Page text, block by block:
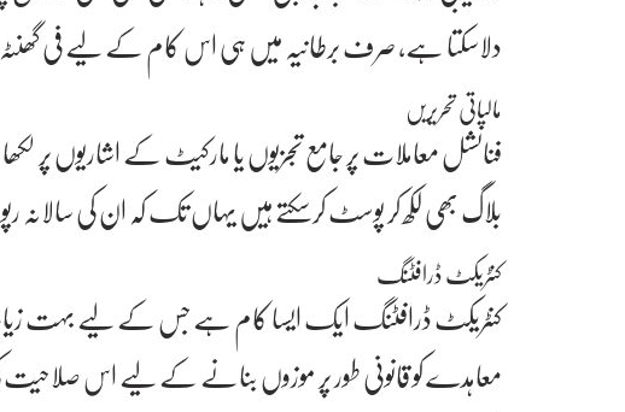
دلاسکتا ہے، صرف برطانیہ میں ہی اس کام کے لیے فی گھنٹہ 44 پاﺅنڈز دیئے جاتے ہیں۔
مالیاتی تحریریں
فنانشل معاملات پر جامع تجزیوں یا مارکیٹ کے اشاریوں
بلاگ بھی لکھ کر پوسٹ کرسکتے ہیں یہاں تک کہ ان کی سالانہ
کنٹریکٹ ڈرافٹنگ
کنٹریکٹ ڈرافٹنگ ایک ایسا کام ہے جس کے لیے بہت زیادہ
معاہدے کو قانونی طور پر موزوں بنانے کے لیے اس